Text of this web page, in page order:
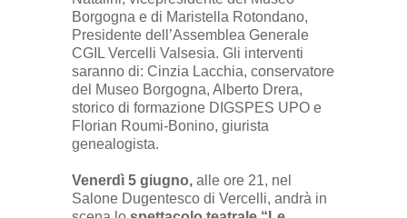
Borgogna e di Maristella Rotondano,
Presidente dell’Assemblea Generale
CGIL Vercelli Valsesia. Gli interventi
saranno di: Cinzia Lacchia, conservatore
del Museo Borgogna, Alberto Drera,
storico di formazione DIGSPES UPO e
Florian Roumi-Bonino, giurista
genealogista.
Venerdì 5 giugno, alle ore 21, nel
Salone Dugentesco di Vercelli, andrà in